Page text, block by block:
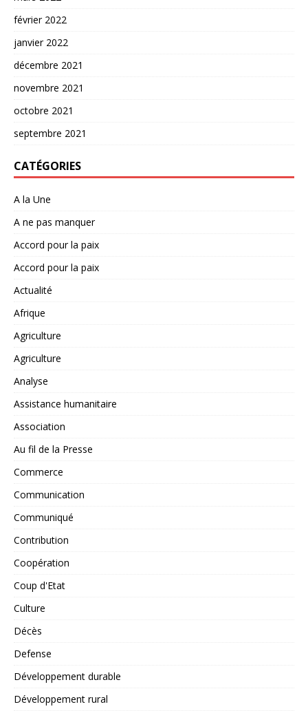
février 2022
janvier 2022
décembre 2021
novembre 2021
octobre 2021
septembre 2021
CATÉGORIES
A la Une
A ne pas manquer
Accord pour la paix
Accord pour la paix
Actualité
Afrique
Agriculture
Agriculture
Analyse
Assistance humanitaire
Association
Au fil de la Presse
Commerce
Communication
Communiqué
Contribution
Coopération
Coup d'Etat
Culture
Décès
Defense
Développement durable
Développement rural